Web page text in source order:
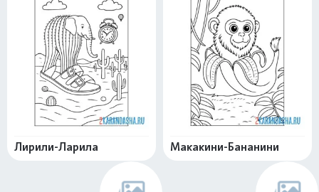
Лирили-Ларила Макакини-Бананини